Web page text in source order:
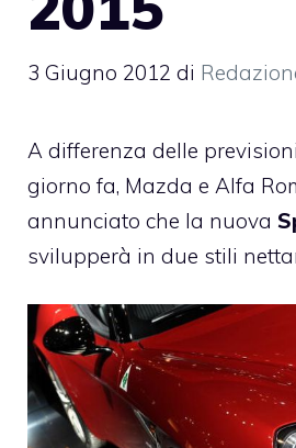
3 Giugno 2012 di
A differenza delle
giorno fa, Mazda e Alfa
annunciato che la nuova
svilupperà in due stili